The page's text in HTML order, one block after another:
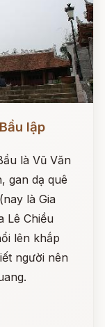
lập
là Vũ Văn
gan dạ quê
là Gia
Lê Chiều
lên khắp
người nên